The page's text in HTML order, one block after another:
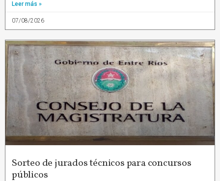
Leer más »
07/08/2026
Sorteo de jurados técnicos para concursos
públicos